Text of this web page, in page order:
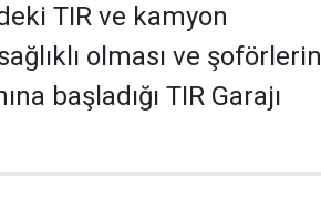
TIR ve kamyon
olması ve şoförlerin
başladığı TIR Garajı